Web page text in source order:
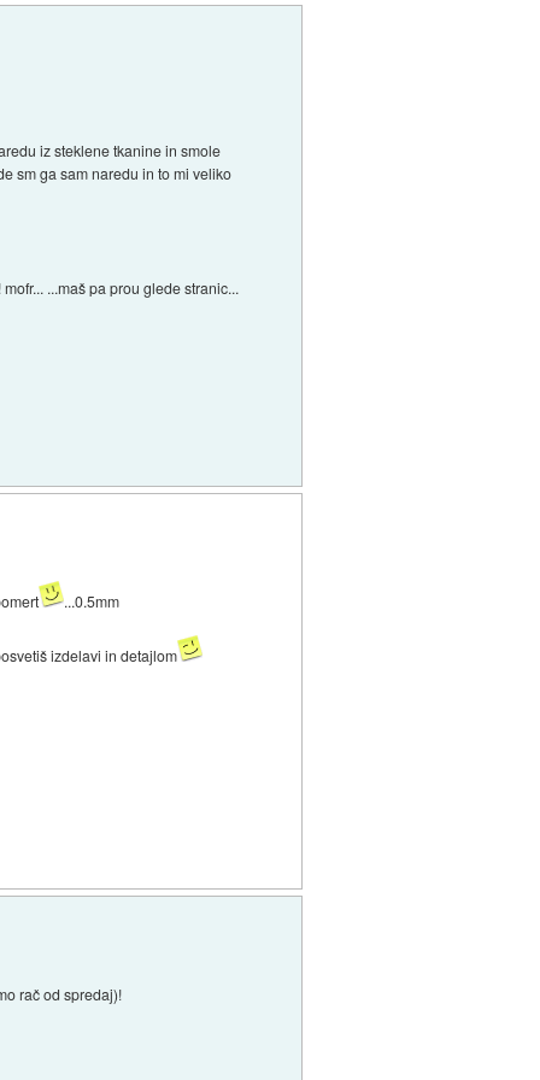
iz steklene tkanine in smole
sm ga sam naredu in to mi veliko
...maš pa prou glede stranic...
...0.5mm
izdelavi in detajlom
rač od spredaj)!